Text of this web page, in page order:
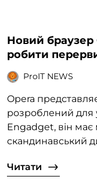
Новий браузер
робити
ProIT NEWS
Opera
розроблений для
Engadget, він має
скандинавський
Читати